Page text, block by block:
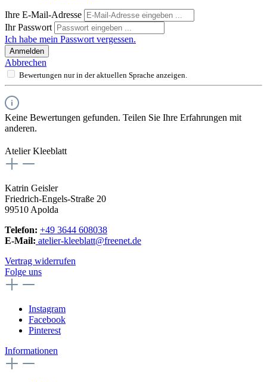
Ihre E-Mail-Adresse
Ihr Passwort
Ich habe mein Passwort vergessen.
Anmelden
Abbrechen
Bewertungen nur in der aktuellen Sprache anzeigen.
Keine Bewertungen gefunden. Teilen Sie Ihre Erfahrungen mit
anderen.
Atelier Kleeblatt
Katrin Geisler
Friedrich-Engels-Straße 20
99510 Apolda
Telefon: +49 3644 608038
E-Mail: atelier-kleeblatt@freenet.de
Vertrag widerrufen
Folge uns
Instagram
Facebook
Pinterest
Informationen